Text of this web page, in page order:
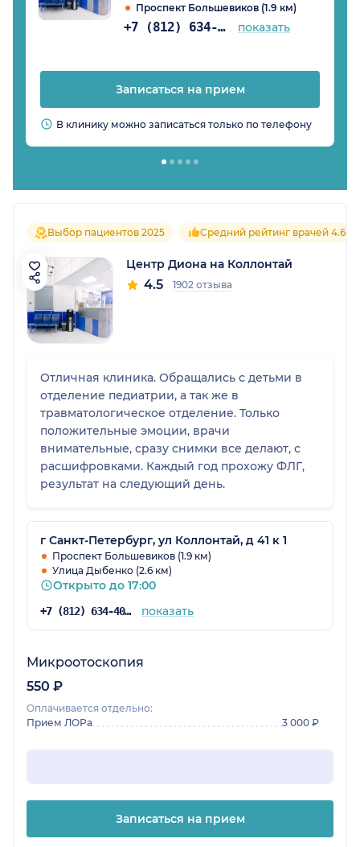
Проспект Большевиков (1.9 км)
+7 (812) 634-40-76 показать
Записаться на прием
В клинику можно записаться только по телефону
Выбор пациентов 2025 Средний рейтинг врачей 4.6
Центр Диона на Коллонтай
4.5 1902 отзыва
Отличная клиника. Обращались с детьми в
отделение педиатрии, а так же в
травматологическое отделение. Только
положительные эмоции, врачи
внимательные, сразу снимки все делают, с
расшифровками. Каждый год прохожу ФЛГ,
результат на следующий день.
г Санкт-Петербург, ул Коллонтай, д 41 к 1
Проспект Большевиков (1.9 км)
Улица Дыбенко (2.6 км)
Открыто до 17:00
+7 (812) 634-40-76 показать
Микроотоскопия
550 ₽
Оплачивается отдельно:
Прием ЛОРа
3 000 ₽
Записаться на прием